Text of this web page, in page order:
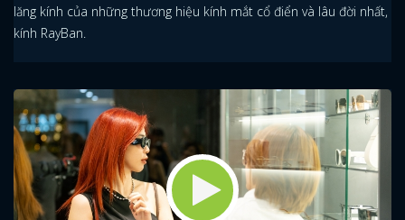
lăng kính của những thương hiệu kính mắt cổ điển và lâu đời nhất,
kính RayBan.